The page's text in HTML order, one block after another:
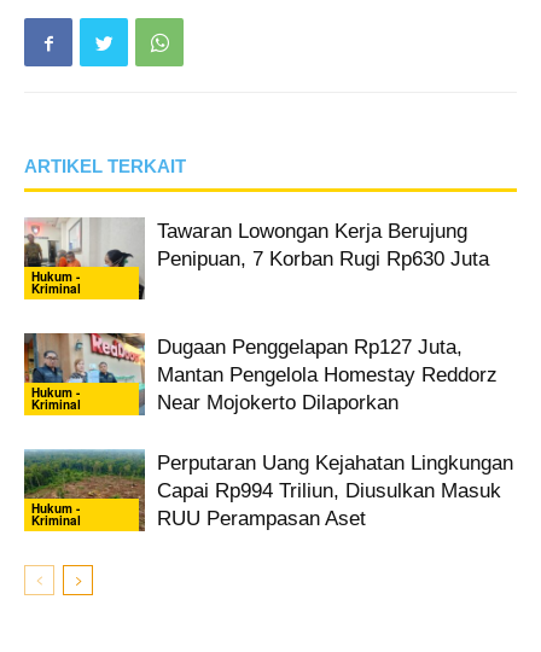
ARTIKEL TERKAIT
Hukum -
Kriminal
Tawaran Lowongan Kerja Berujung
Penipuan, 7 Korban Rugi Rp630 Juta
Hukum -
Kriminal
Dugaan Penggelapan Rp127 Juta,
Mantan Pengelola Homestay Reddorz
Near Mojokerto Dilaporkan
Hukum -
Kriminal
Perputaran Uang Kejahatan Lingkungan
Capai Rp994 Triliun, Diusulkan Masuk
RUU Perampasan Aset